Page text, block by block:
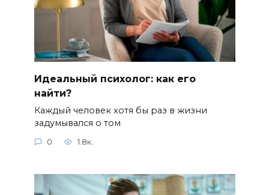
Идеальный психолог: как его
найти?
Каждый человек хотя бы раз в жизни
задумывался о том
0 1.8к.